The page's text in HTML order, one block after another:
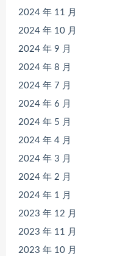
2024 年 11 月
2024 年 10 月
2024 年 9 月
2024 年 8 月
2024 年 7 月
2024 年 6 月
2024 年 5 月
2024 年 4 月
2024 年 3 月
2024 年 2 月
2024 年 1 月
2023 年 12 月
2023 年 11 月
2023 年 10 月